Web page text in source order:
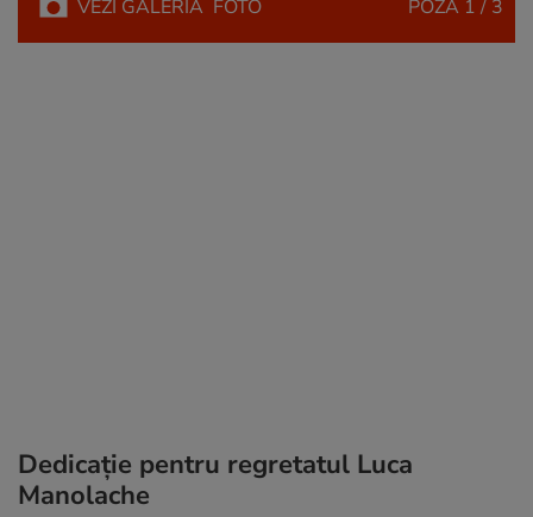
VEZI GALERIA FOTO POZA 1 / 3
Dedicație pentru regretatul Luca
Manolache